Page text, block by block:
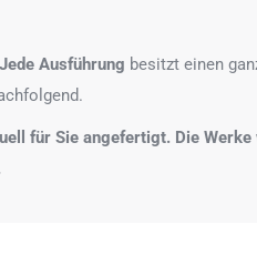
Jede Ausführung besitzt einen
für Sie angefertigt. Die